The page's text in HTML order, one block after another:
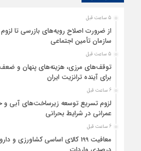
5 ساعت قبل
از ضرورت اصلاح رویه‌های بازرسی تا
سازمان تأمین اجتماعی
5 ساعت قبل
توقف‌های مرزی، هزینه‌های پنهان و
برای آینده ترانزیت ایران
6 ساعت قبل
لزوم تسریع توسعه زیرساخت‌های آبی و
عمرانی در شرایط بحرانی
6 ساعت قبل